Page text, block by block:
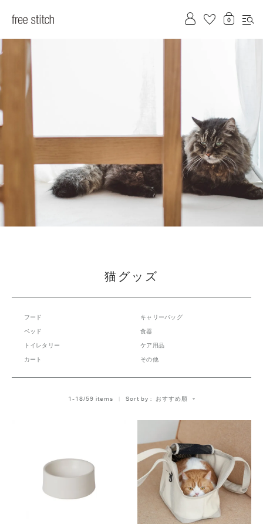
猫グッズ
フード キャリーバッグ
ベッド 食器
トイレタリー ケア用品
カート その他
1 - 18/59 items Sort by おすすめ順